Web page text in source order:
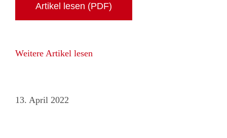
Artikel lesen (PDF)
Weitere Artikel lesen
13. April 2022